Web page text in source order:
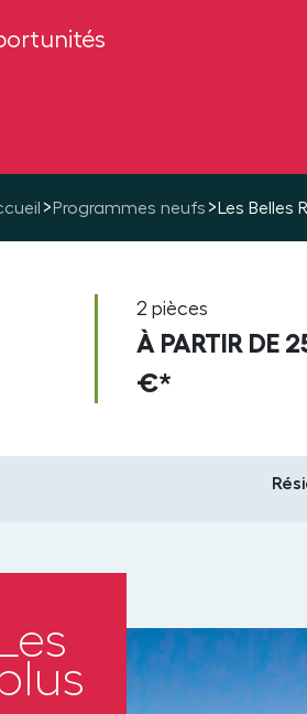
>Programmes neufs >Les Belles
2 pièces
À PARTIR DE
€*
Les